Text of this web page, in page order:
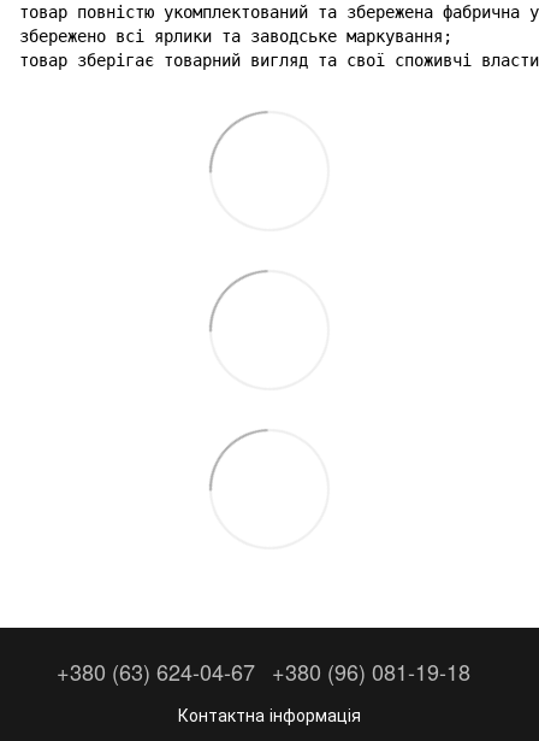
товар повністю укомплектований та збережена фабрична
збережено всі ярлики та заводське маркування;
товар зберігає товарний вигляд та свої споживчі
+380 (63) 624-04-67 +380 (96) 081-19-18
Контактна інформація